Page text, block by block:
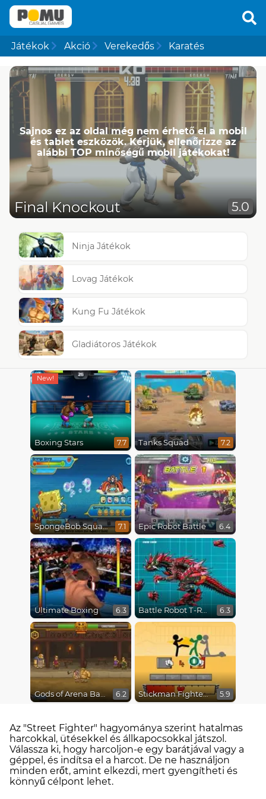
Játékok Akció Verekedős Karatés
Sajnos ez az oldal még nem érhető el a mobil
és tablet eszközök. Kérjük, ellenőrizze az
alábbi TOP minőségű mobil játékokat!
Final Knockout 5.0
Ninja Játékok
Lovag Játékok
Kung Fu Játékok
Gladiátoros Játékok
Boxing Stars 7.7 Tanks Squad 7.2
SpongeBob SquarePants : Monster Island Adventures 7.1 Epic Robot Battle 6.4
Ultimate Boxing 6.3 Battle Robot T-Rex Age 6.3
Gods of Arena Battles 6.2 Stickman Fighter Epic Battles 5.9
Az "Street Fighter" hagyománya szerint hatalmas
harcokkal, ütésekkel és állkapocsokkal játszol.
Válassza ki, hogy harcoljon-e egy barátjával vagy a
géppel, és indítsa el a harcot. De ne használjon
minden erőt, amint elkezdi, mert gyengítheti és
könnyű célpont lehet.